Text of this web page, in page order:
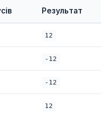
Результат
12
-12
-12
12